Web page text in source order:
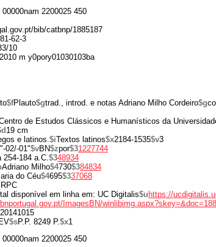
00000nam 2200025 450
bib/catbnp/1885187
62-3
10
m y0pory01030103ba
$fPlauto$gtrad., introd. e notas Adriano Milho Cordeiro$g
de Estudos Clássicos e Humanísticos da
19 cm
e latinos.$iTextos latinos$x2184-1535$v3
02/-01"$vBN$zpor$31227744
254-184 a.C.$348934
Adriano Milho$4730$384834
do Céu$4695$337068
RPC
disponível em linha em: UC Digitalis$u https://
ImagesBN/
20141015
$sP.P. 8249 P.$x1
00000nam 2200025 450